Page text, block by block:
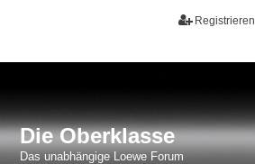
Registrieren
Die Oberklasse
Das unabhängige Loewe Forum